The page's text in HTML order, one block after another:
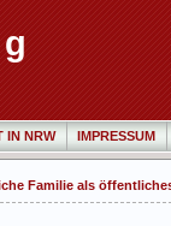
IN NRW IMPRESSUM
Familie als